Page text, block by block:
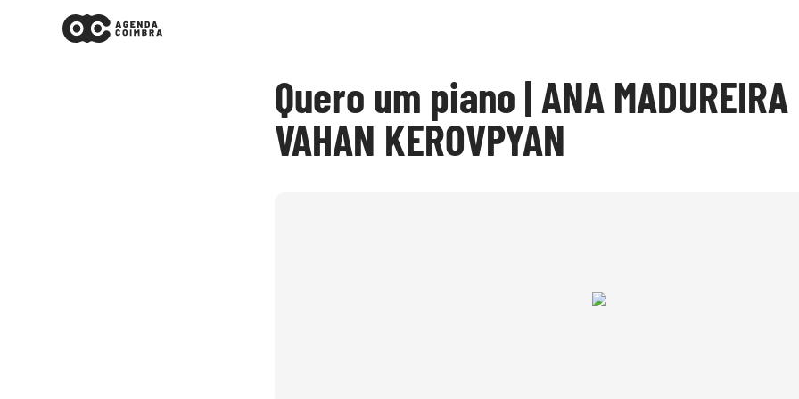
Quero um piano | ANA MADUREIRA
VAHAN KEROVPYAN